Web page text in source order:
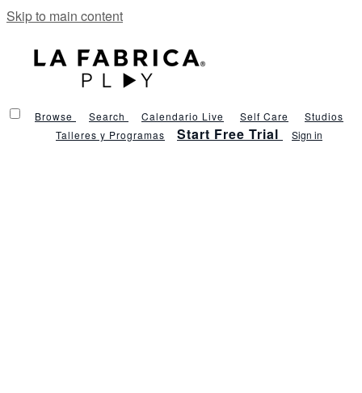
Skip to main content
Browse Search Calendario Live Self Care
Studios
Talleres y Programas
Start Free Trial Sign in